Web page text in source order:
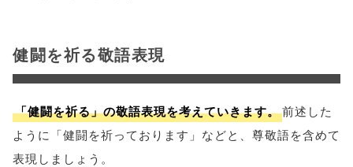
健闘を祈る敬語表現
「健闘を祈る」の敬語表現を考えていきます。前述した
ように「健闘を祈っております」などと、尊敬語を含めて
表現しましょう。